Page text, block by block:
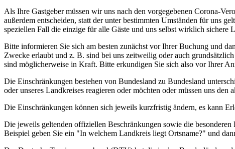
Als Ihre Gastgeber müssen wir uns nach den vorgegebenen Corona-
außerdem entscheiden, statt der unter bestimmten Umständen für uns
speziellen Fall die einzige für alle Gäste und uns selbst wirklich sichere
Bitte informieren Sie sich am besten zunächst vor Ihrer Buchung und
Zwecke erlaubt und z. B. sind bei uns zeitweilig oder auch
sind möglicherweise in Kraft. Bitte erkundigen Sie sich also vor Ihrer
Die Einschränkungen bestehen von Bundesland zu Bundesland
oder unseres Landkreises reagieren oder möchten oder müssen uns den
Die Einschränkungen können sich jeweils kurzfristig ändern, es kann
Die jeweils geltenden offiziellen Beschränkungen sowie die
Beispiel geben Sie ein "In welchem Landkreis liegt Ortsname?" und